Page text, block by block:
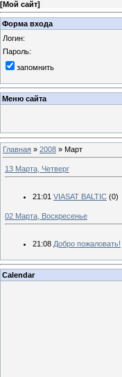
[Мой сайт]
Форма входа
Логин:
Пароль:
запомнить
Меню сайта
Главная » 2008 » Март
13 Марта, Четверг
21:01 VIASAT BALTIC (0)
02 Марта, Воскресенье
21:08 Добро пожаловать!
Calendar